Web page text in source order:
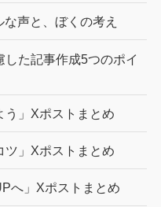
声と、ぼくの考え
した記事作成5つのポイ
う」Xポストまとめ
ツ」Xポストまとめ
へ」Xポストまとめ